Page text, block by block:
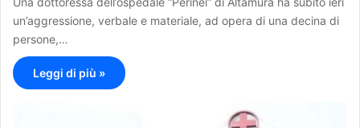
un’aggressione, verbale e materiale, ad opera di una decina di
persone,…
Leggi di più »